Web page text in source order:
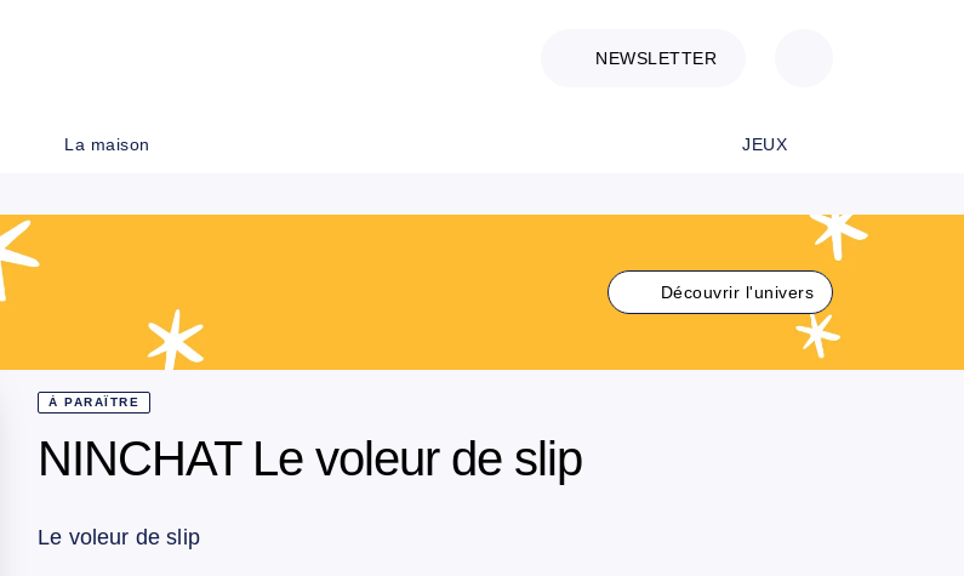
NEWSLETTER
La maison JEUX
Découvrir l'univers
À PARAÎTRE
NINCHAT Le voleur de slip
Le voleur de slip